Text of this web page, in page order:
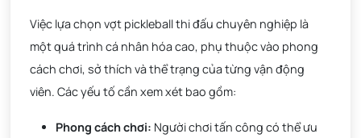
Việc lựa chọn vợt pickleball thi đấu chuyên nghiệp là
một quá trình cá nhân hóa cao, phụ thuộc vào phong
cách chơi, sở thích và thể trạng của từng vận động
viên. Các yếu tố cần xem xét bao gồm:
Phong cách chơi: Người chơi tấn công có thể ưu